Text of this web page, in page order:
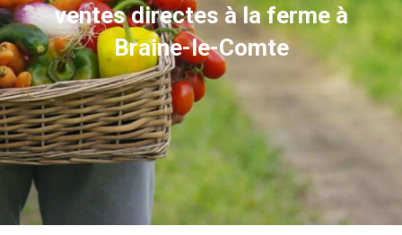
ventes directes à la ferme à
Braine-le-Comte